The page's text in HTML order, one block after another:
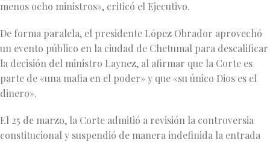
menos ocho ministros», criticó el Ejecutivo.
De forma paralela, el presidente López Obrador aprovechó
un evento público en la ciudad de Chetumal para descalificar
la decisión del ministro Laynez, al afirmar que la Corte es
parte de «una mafia en el poder» y que «su único Dios es el
dinero».
El 25 de marzo, la Corte admitió a revisión la controversia
constitucional y suspendió de manera indefinida la entrada